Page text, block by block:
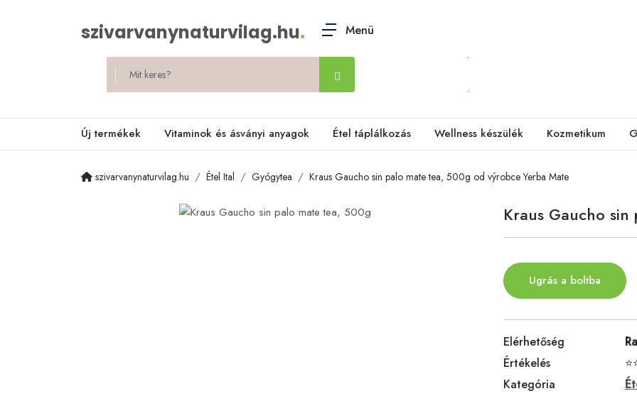
szivarvanynaturvilag.hu. Menü
Új termékek Vitaminok és ásványi anyagok Étel táplálkozás Wellness készülék Kozmetikum
szivarvanynaturvilag.hu Étel Ital Gyógytea Kraus Gaucho sin palo mate tea, 500g od výrobce Yerba Mate
Kraus Gaucho
Ugrás a boltba
Elérhetőség
Értékelés
Kategória